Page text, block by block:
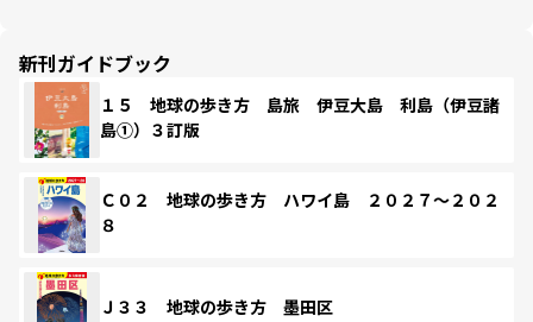
新刊ガイドブック
１５ 地球の歩き方 島旅 伊豆大島 利島（伊豆諸
島①）３訂版
Ｃ０２ 地球の歩き方 ハワイ島 ２０２７～２０２
８
Ｊ３３ 地球の歩き方 墨田区